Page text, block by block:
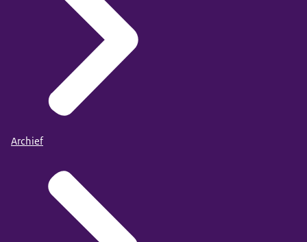
Archief